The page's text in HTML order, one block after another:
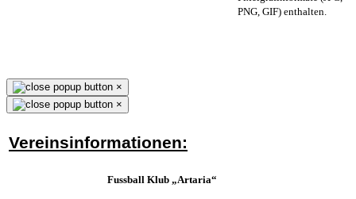
PNG, GIF) enthalten.
×
×
Vereinsinformationen:
Fussball Klub „Artaria“